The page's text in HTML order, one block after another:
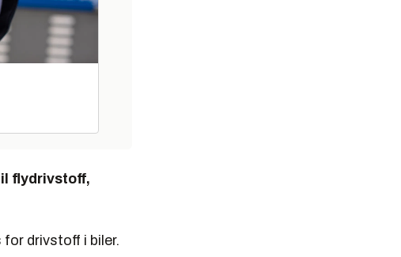
flydrivstoff,
drivstoff i biler.